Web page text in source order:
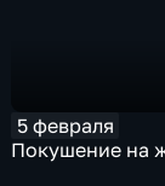
5 февраля
Покушение на